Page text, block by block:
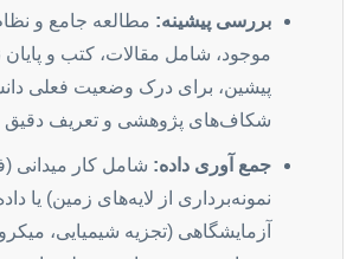
بررسی پیشینه: مطالعه جامع و
موجود، شامل مقالات، کتب و پایان
پیشین، برای درک وضعیت فعلی
شکاف‌های پژوهشی و تعریف دقیق
جمع آوری داده: شامل کار میدانی
نمونه‌برداری از لایه‌های زمین) یا
آزمایشگاهی (تجزیه شیمیایی،